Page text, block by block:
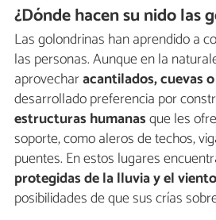
¿Dónde hacen su nido las
Las golondrinas han aprendido a
las personas. Aunque en la
aprovecharacantilados, cuevas
desarrollado preferencia por
estructuras humanasque les
soporte, como aleros de techos,
puentes. En estos lugares
protegidas de la lluvia y el viento
posibilidades de que sus crías